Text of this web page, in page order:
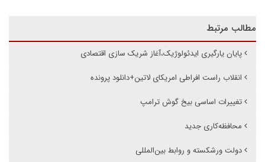
مطالب مرتبط
پایان یارگیری ایدئولوژیک،آغاز شریک سازی اقتصادی
انقلاب راست افراطی امریکای لاتین+دانلود پرونده
تغییرات اساسی بیخ گوش ترامپ
محافظه‌کاری جدید
دولت ورشکسته و روابط بین‌المللی